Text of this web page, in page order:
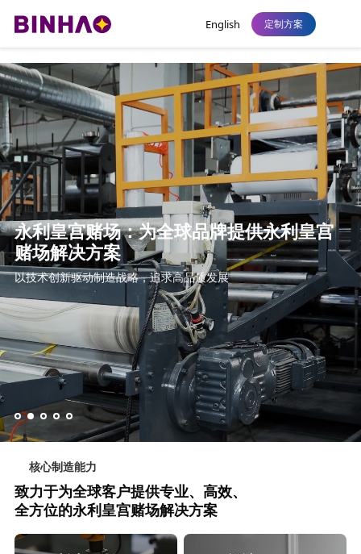
定制方案
English
核心制造能力
致力于为全球客户提供专业、高效、
全方位的永利皇宫赌场解决方案